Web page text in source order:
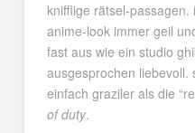
knifflige rätsel-
anime-look immer geil
fast aus wie ein studio
ausgesprochen liebevoll.
einfach graziler als die
of duty.